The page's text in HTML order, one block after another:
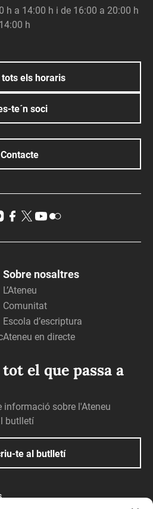
h a 14:00 h i de 16:00 a 20:00 h
h
tots els horaris
te´n soci
Contacte
Sobre nosaltres
L’Ateneu
Comunitat
Escola d’escriptura
Ateneu en directe
el que passa a
informació sobre l'Ateneu
butlletí
te al butlletí